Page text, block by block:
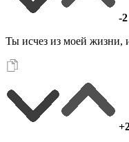
-2
Ты исчез из моей жизни,